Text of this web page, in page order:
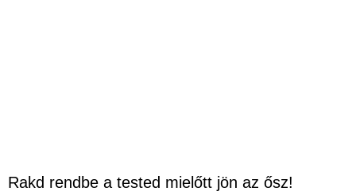
Rakd rendbe a tested mielőtt jön az ősz!